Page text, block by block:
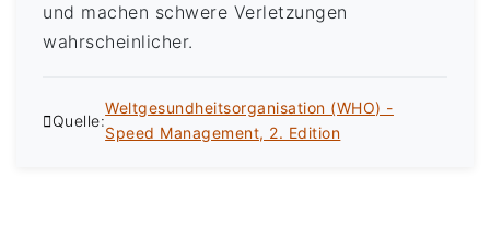
und machen schwere Verletzungen
wahrscheinlicher.
Quelle:
Weltgesundheitsorganisation (WHO) -
Speed Management, 2. Edition